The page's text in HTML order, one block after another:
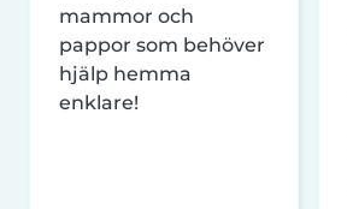
mammor och
pappor som behöver
hjälp hemma
enklare!